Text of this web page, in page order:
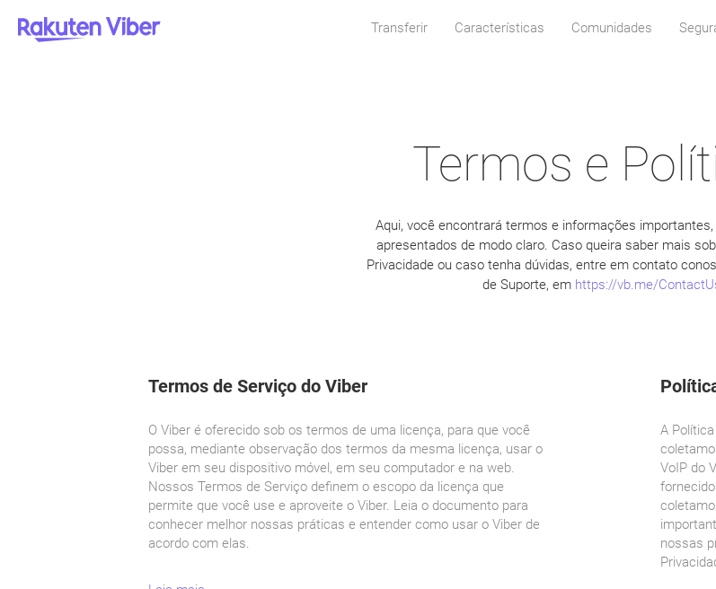
Transferir Características Comunidades
Termos e
Aqui, você encontrará termos e informações importantes,
apresentados de modo claro. Caso queira saber mais
Privacidade ou caso tenha dúvidas, entre em contato
de Suporte, em https://vb.me/
Termos de Serviço do Viber
O Viber é oferecido sob os termos de uma licença, para que você
possa, mediante observação dos termos da mesma licença, usar o
Viber em seu dispositivo móvel, em seu computador e na web.
Nossos Termos de Serviço definem o escopo da licença que
permite que você use e aproveite o Viber. Leia o documento para
conhecer melhor nossas práticas e entender como usar o Viber de
acordo com elas.
A
VoIP do
nossas